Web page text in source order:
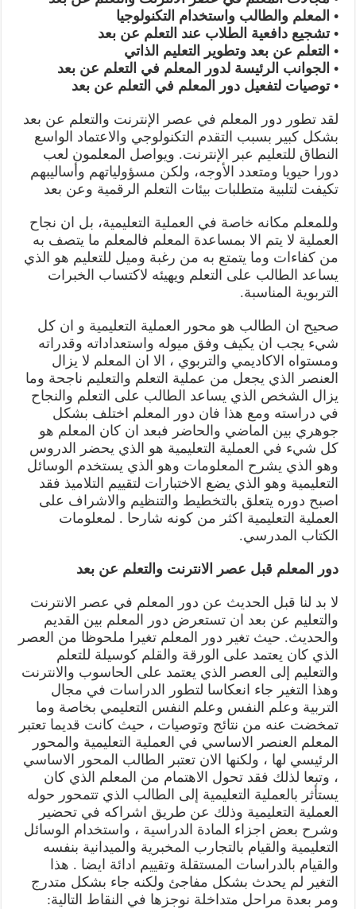
• المعلم والطالب واستخدام التكنولوجيا
• تشجيع دافعية الطلاب عند التعلم عن بعد
• التعلم عن بعد وتطوير التعليم الذاتي
• الجوانب الرئيسة لدور المعلم في التعلم عن بعد
• توصيات لتفعيل دور المعلم في التعلم عن بعد
لقد تطور دور المعلم في عصر الإنترنت والتعلم عن بعد
بشكل كبير بسبب التقدم التكنولوجي والاعتماد الواسع
النطاق للتعليم عبر الإنترنت. ويواصل المعلمون لعب
دورا حيويا ومتعدد الأوجه، ولكن مسؤولياتهم وأساليبهم
تكيفت لتلبية متطلبات بيئات التعلم الرقمية وعن بعد
وللمعلم مكانه خاصة في العملية التعليمية، بل ان نجاح
العملية لا يتم الا بمساعدة المعلم فالمعلم ما يتصف به
من كفاءات وما يتمتع به من رغبة وميل للتعليم هو الذي
يساعد الطالب على التعلم ويهيئه لاكتساب الخبرات
التربوية المناسبة.
صحيح ان الطالب هو محور العملية التعليمية و ان كل
شيء يجب ان يكيف وفق ميوله واستعداداته وقدراته
ومستواه الاكاديمي والتربوي ، الا ان المعلم لا يزال
العنصر الذي يجعل من عملية التعلم والتعليم ناجحة وما
يزال الشخص الذي يساعد الطالب على التعلم والنجاح
في دراسته ومع هذا فان دور المعلم اختلف بشكل
جوهري بين الماضي والحاضر فبعد ان كان المعلم هو
كل شيء في العملية التعليمية هو الذي يحضر الدروس
وهو الذي يشرح المعلومات وهو الذي يستخدم الوسائل
التعليمية وهو الذي يضع الاختبارات لتقييم التلاميذ فقد
اصبح دوره يتعلق بالتخطيط والتنظيم والاشراف على
العملية التعليمية اكثر من كونه شارحا . لمعلومات
الكتاب المدرسي.
دور المعلم قبل عصر الانترنت والتعلم عن بعد
لا بد لنا قبل الحديث عن دور المعلم في عصر الانترنت
والتعليم عن بعد ان تستعرض دور المعلم بين القديم
والحديث. حيث تغير دور المعلم تغيرا ملحوظا من العصر
الذي كان يعتمد على الورقة والقلم كوسيلة للتعلم
والتعليم إلى العصر الذي يعتمد على الحاسوب والانترنت
وهذا التغير جاء انعكاسا لتطور الدراسات في مجال
التربية وعلم النفس وعلم النفس التعليمي بخاصة وما
تمخضت عنه من نتائج وتوصيات ، حيث كانت قديما تعتبر
المعلم العنصر الاساسي في العملية التعليمية والمحور
الرئيسي لها ، ولكنها الان تعتبر الطالب المحور الاساسي
، وتبعا لذلك فقد تحول الاهتمام من المعلم الذي كان
يستأثر بالعملية التعليمية إلى الطالب الذي تتمحور حوله
العملية التعليمية وذلك عن طريق اشراكه في تحضير
وشرح بعض اجزاء المادة الدراسية ، واستخدام الوسائل
التعليمية والقيام بالتجارب المخبرية والميدانية بنفسه
والقيام بالدراسات المستقلة وتقييم ادائة ايضا . هذا
التغير لم يحدث بشكل مفاجئ ولكنه جاء بشكل متدرج
ومر بعدة مراحل متداخلة نوجزها في النقاط التالية: